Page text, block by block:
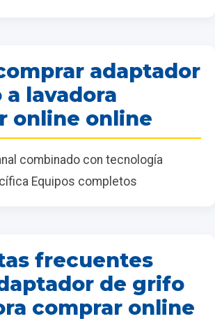
adaptador
lavadora
online online
combinado con tecnología
Equipos completos
frecuentes
de grifo
comprar online